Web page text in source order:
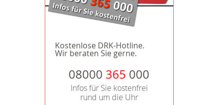
Kostenlose DRK-Hotline.
Wir beraten Sie gerne.
08000 365 000
Infos für Sie kostenfrei
rund um die Uhr